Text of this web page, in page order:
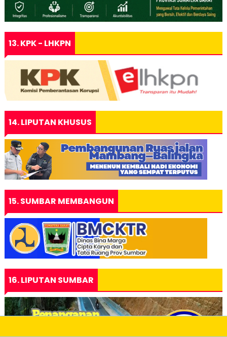
13. KPK - LHKPN
14. LIPUTAN KHUSUS
15. SUMBAR MEMBANGUN
16. LIPUTAN SUMBAR